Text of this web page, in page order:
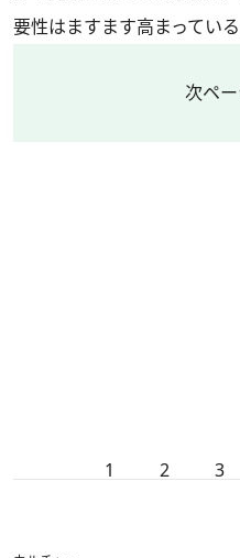
要性はますます高まっている
次ペ
1 2 3